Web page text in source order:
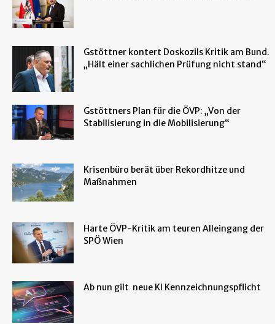
Gstöttner kontert Doskozils Kritik am Bund.
„Hält einer sachlichen Prüfung nicht stand“
Gstöttners Plan für die ÖVP: „Von der
Stabilisierung in die Mobilisierung“
Krisenbüro berät über Rekordhitze und
Maßnahmen
Harte ÖVP-Kritik am teuren Alleingang der
SPÖ Wien
Ab nun gilt neue KI Kennzeichnungspflicht